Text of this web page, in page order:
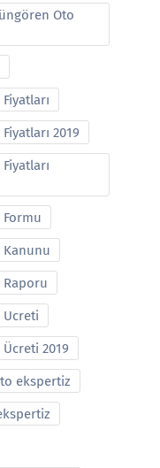
Oto
2019
Kanunu
Raporu
Ucreti
2019
ekspertiz